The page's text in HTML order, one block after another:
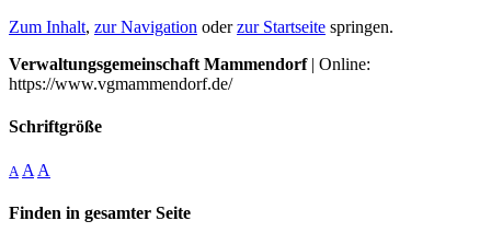
Zum Inhalt, zur Navigation oderzur Startseite springen.
Verwaltungsgemeinschaft Mammendorf| Online:
https://www.vgmammendorf.de/
Schriftgröße
A A A
Finden in gesamter Seite